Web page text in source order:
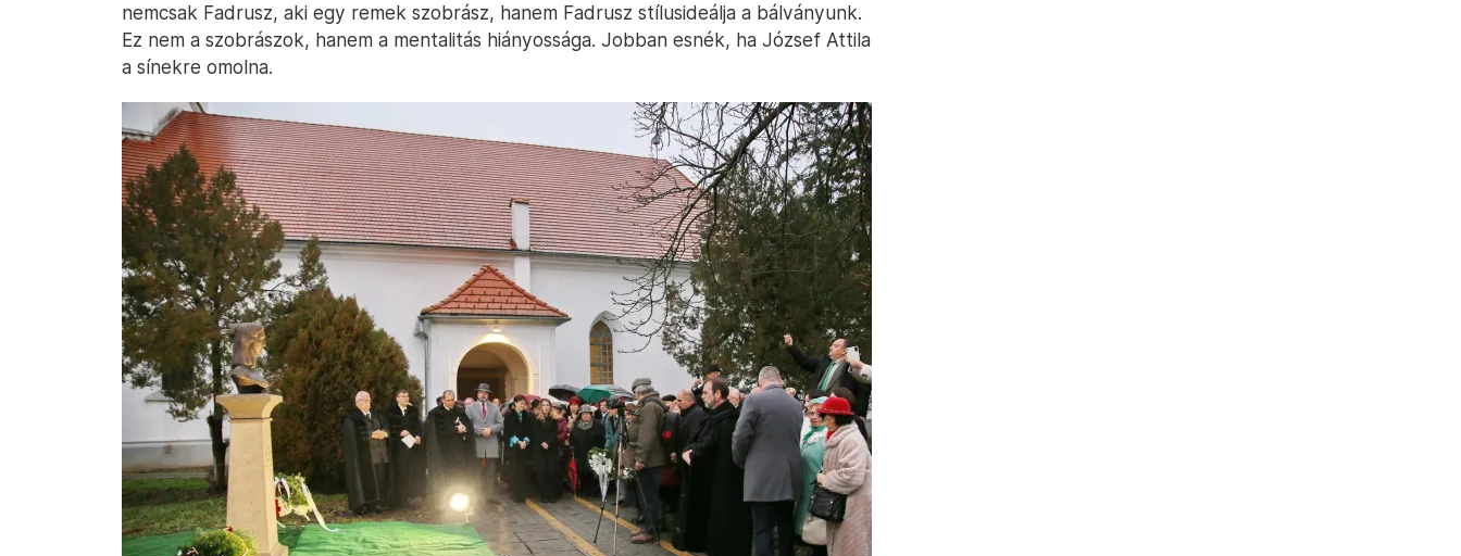
nemcsak Fadrusz, aki egy remek szobrász, hanem Fadrusz stílusideálja a bálványunk.
Ez nem a szobrászok, hanem a mentalitás hiányossága. Jobban esnék, ha József Attila
a sínekre omolna.